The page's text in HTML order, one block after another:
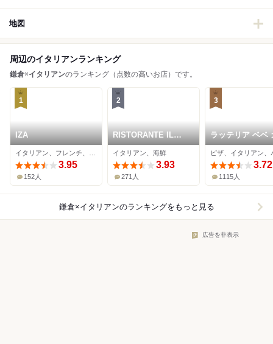
地図
周辺のイタリアンランキング
鎌倉×イタリアンのランキング（点数の高いお店）です。
1
IZA
3.95
152人
2
RISTORANTE IL
NODO
イタリアン、海鮮
3.93
271人
3
ラッテリア ベベ カマ
クラ
ピザ、イタリアン、
3.72
1115人
鎌倉×イタリアンのランキングをもっと見る
広告を非表示